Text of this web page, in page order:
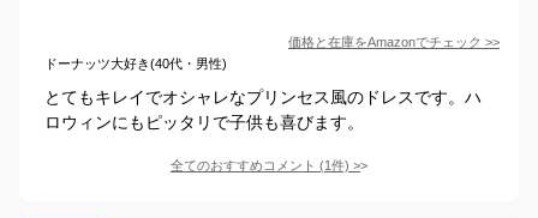
価格と在庫をAmazonでチェック >>
ドーナッツ大好き(40代・男性)
とてもキレイでオシャレなプリンセス風のドレスです。ハ
ロウィンにもピッタリで子供も喜びます。
全てのおすすめコメント (1件) >